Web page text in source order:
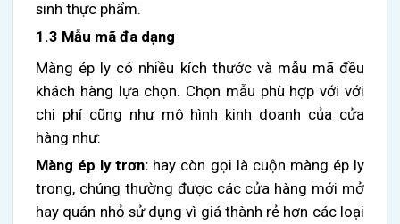
sinh thực phẩm.
1.3 Mẫu mã đa dạng
Màng ép ly có nhiều kích thước và mẫu mã đều
khách hàng lựa chọn. Chọn mẫu phù hợp với với
chi phí cũng như mô hình kinh doanh của cửa
hàng như:
Màng ép ly trơn: hay còn gọi là cuộn màng ép ly
trong, chúng thường được các cửa hàng mới mở
hay quán nhỏ sử dụng vì giá thành rẻ hơn các loại